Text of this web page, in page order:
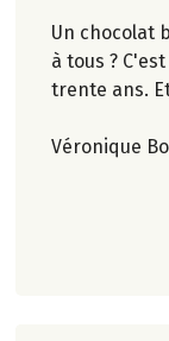
DU
Un chocolat
à tous ?
trente ans.
Véronique